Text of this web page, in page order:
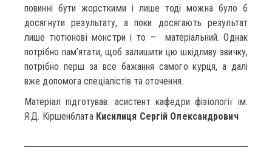
повинні бути жорсткими і лише тоді можна було б
досягнути результату, а поки досягають результат
лише тютюнові монстри і то – матеріальний. Однак
потрібно пам’ятати, щоб залишити цю шкідливу звичку,
потрібно перш за все бажання самого курця, а далі
вже допомога спеціалістів та оточення.
Матеріал підготував: асистент кафедри фізіології ім.
Я.Д. Кіршенблата Кисилиця Сергій Олександрович